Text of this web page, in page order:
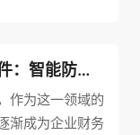
发票查重软件：智能防控新利器，引领财务管理新风尚
作为这一领域的
渐成为企业财务